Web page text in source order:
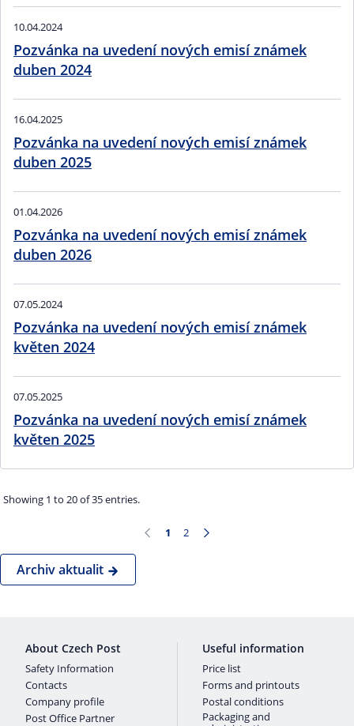
10.04.2024
Pozvánka na uvedení nových emisí známek
duben 2024
16.04.2025
Pozvánka na uvedení nových emisí známek
duben 2025
01.04.2026
Pozvánka na uvedení nových emisí známek
duben 2026
07.05.2024
Pozvánka na uvedení nových emisí známek
květen 2024
07.05.2025
Pozvánka na uvedení nových emisí známek
květen 2025
Showing 1 to 20 of 35 entries.
Page
1 Page
2
Archiv aktualit
About Czech Post
Safety Information
Contacts
Company profile
Post Office Partner
Useful information
Price list
Forms and printouts
Postal conditions
Packaging and